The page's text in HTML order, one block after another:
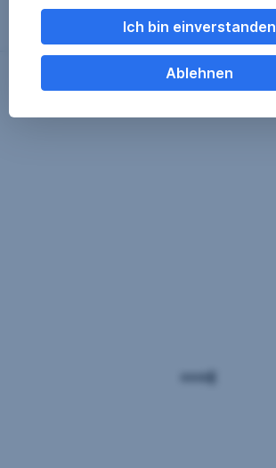
Ich bin einverstanden
Ablehnen